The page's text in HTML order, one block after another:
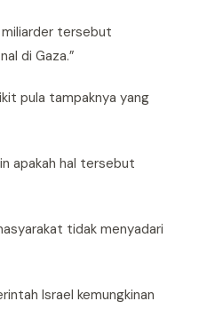
miliarder tersebut
di Gaza.”
pula tampaknya yang
apakah hal tersebut
tidak menyadari
Israel kemungkinan